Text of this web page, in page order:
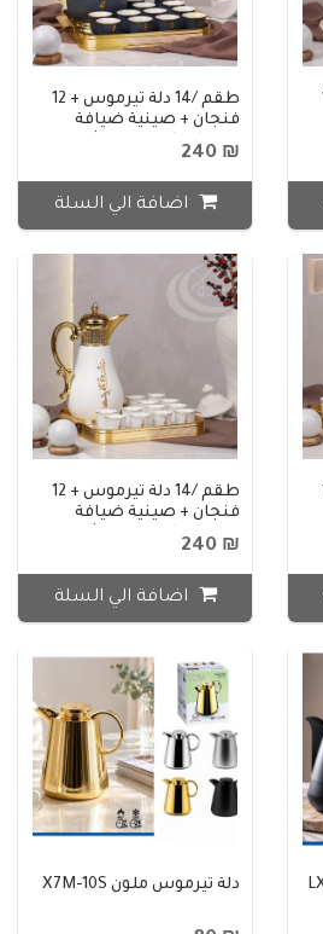
طقم /14 دلة تيرموس + 12
فنجان + صينية ضيافة
بورسلان اسود منقش مذهب
CH617G-14/S-BLACK
₪ 240
اضافة الي السلة
طقم /14 دلة تيرموس + 12
فنجان + صينية ضيافة
بورسلان ابيض منقش
مذهب CH617G-14/S-WHITE
₪ 240
اضافة الي السلة
دلة تيرموس ملون X7M-10S